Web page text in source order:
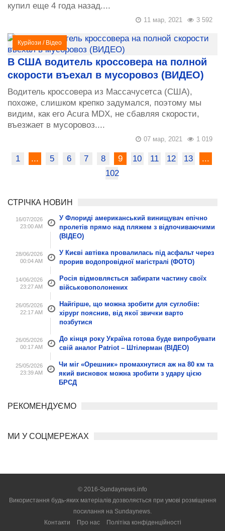
купил еще 4 года назад....
3 592
11 мар, 2021
Курйози / Відео
В США водитель кроссовера на полной
скорости въехал в мусоровоз (ВИДЕО)
Водитель кроссовера из Массачусетса (США),
похоже, слишком крепко задумался, поэтому мы
видим, как его Acura MDX, не сбавляя скорости,
въезжает в мусоровоз....
1 019
07 мар, 2021
1 ... 5 6 7 8 9 10 11 12 13
...
102
СТРІЧКА НОВИН
16/07/2026
23:00 AM
У Флориді американський винищувач епічно
пролетів прямо над пляжем з відпочиваючими
(ВІДЕО)
28/06/2026
00:04 AM
У Києві автівка провалилась під асфальт через
прорив водопровідної магістралі (ФОТО)
14/06/2026
23:27 AM
Росія відмовляється забирати частину своїх
військовополонених
26/05/2026
22:17 AM
Найгірше, що можна зробити для суглобів:
хірург пояснив, від якої звички варто
позбутися
26/05/2026
00:17 AM
До кінця року Україна готова буде випробувати
свій аналог Patriot – Штілерман (ВІДЕО)
25/05/2026
23:39 AM
Чи міг «Орешник» промахнутися аж на 80 км та
який висновок можна зробити з удару цією
БРСД
РЕКОМЕНДУЄМО
МИ У СОЦМЕРЕЖАХ
© 2016-Sundaynews.info
Використання будь-яких матеріалів дозволяється при умові розміщення
посилання на Sundaynews.
Контакти
Про нас Політіка конфіденційності